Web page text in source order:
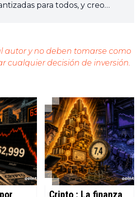
para todos, y creo
autor y no deben tomarse como
cualquier decisión de inversión.